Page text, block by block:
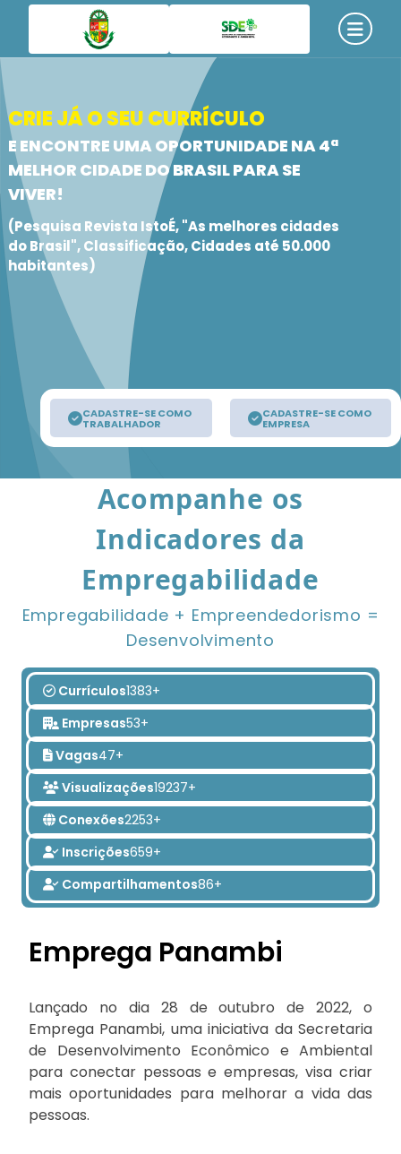
CRIE JÁ O SEU CURRÍCULO
E ENCONTRE UMA OPORTUNIDADE NA 4ª
MELHOR CIDADE DO BRASIL PARA SE
VIVER!
(Pesquisa Revista IstoÉ, "As melhores cidades
do Brasil", Classificação, Cidades até 50.000
habitantes)
CADASTRE-SE COMO
TRABALHADOR
CADASTRE-SE COMO
EMPRESA
Acompanhe os
Indicadores da
Empregabilidade
Empregabilidade + Empreendedorismo =
Desenvolvimento
Currículos1383+
Empresas53+
Vagas47+
Visualizações19237+
Conexões2253+
Inscrições659+
Compartilhamentos86+
Emprega Panambi
Lançado no dia 28 de outubro de 2022, o
Emprega Panambi, uma iniciativa da Secretaria
de Desenvolvimento Econômico e Ambiental
para conectar pessoas e empresas, visa criar
mais oportunidades para melhorar a vida das
pessoas.